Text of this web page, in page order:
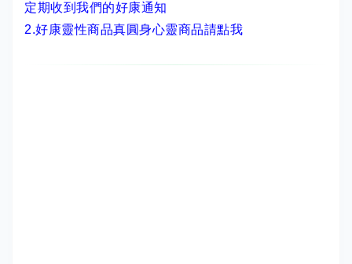
定期收到我們的好康通知
2.好康靈性商品真圓身心靈商品請點我